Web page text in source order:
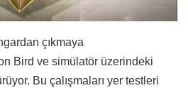
çıkmaya
Bird ve simülatör üzerindeki
Bu çalışmaları yer testleri